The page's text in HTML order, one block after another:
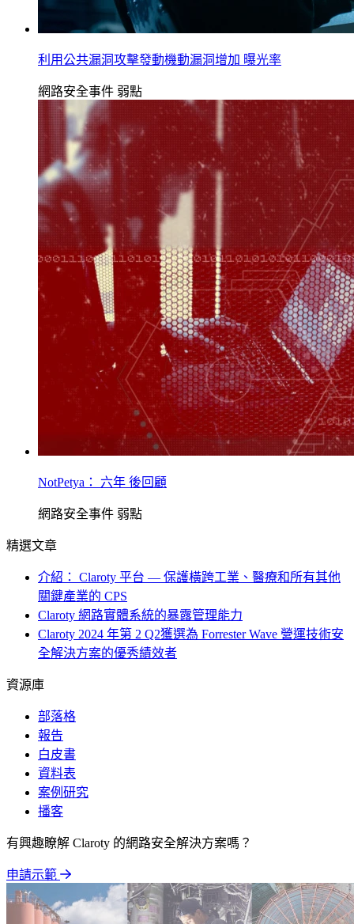
利用公共漏洞攻擊發動機動漏洞增加 曝光率
網路安全事件 弱點
NotPetya： 六年 後回顧
網路安全事件 弱點
精選文章
介紹： Claroty 平台 — 保護橫跨工業、醫療和所有其他
關鍵產業的 CPS
Claroty 網路實體系統的暴露管理能力
Claroty 2024 年第 2 Q2獲選為 Forrester Wave 營運技術安
全解決方案的優秀績效者
資源庫
部落格
報告
白皮書
資料表
案例研究
播客
有興趣瞭解 Claroty 的網路安全解決方案嗎？
申請示範